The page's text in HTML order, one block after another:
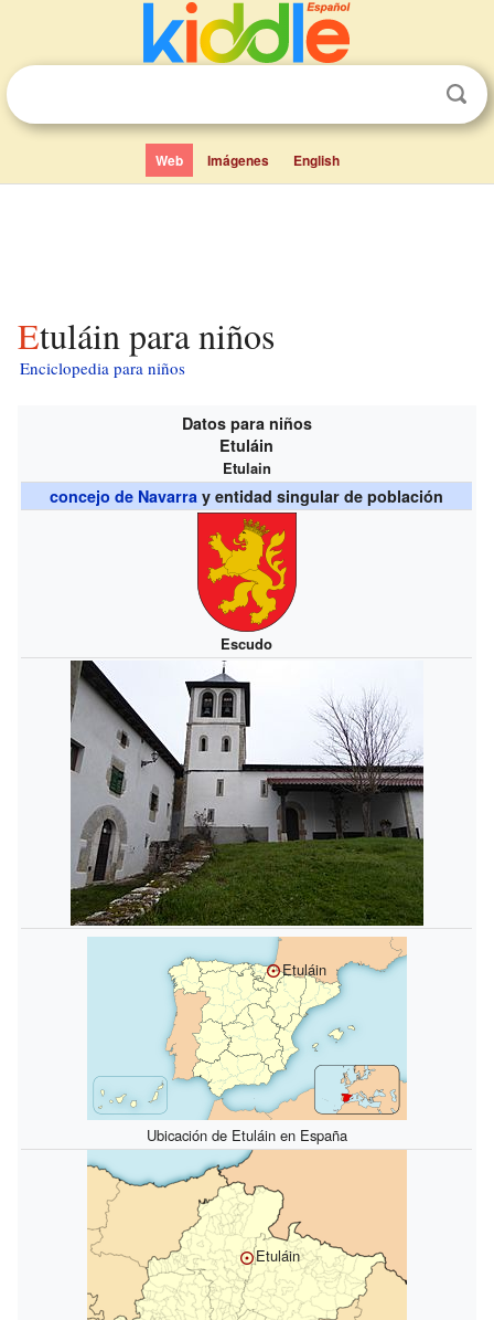
Web Imágenes English
Etuláin para niños
Enciclopedia para niños
Datos para niños
Etuláin
Etulain
concejo de Navarra y entidad singular de población
Escudo
Etuláin
Ubicación de Etuláin en España
Etuláin